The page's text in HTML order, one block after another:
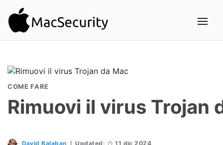
COME FARE
Rimuovi il virus Trojan
David Balaban Updated: 11 dic 2024